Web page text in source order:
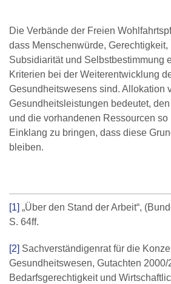
Die Verbände der Freien
dass Menschenwürde, Gerechtigkeit,
Subsidiarität und Selbstbestimmung
Kriterien bei der Weiterentwicklung
Gesundheitswesens sind. Allokation
Gesundheitsleistungen bedeutet,
und die vorhandenen Ressourcen so
Einklang zu bringen, dass diese
bleiben.
[1] „Über den Stand der Arbeit“,
S. 64ff.
[2] Sachverständigenrat für die
Gesundheitswesen, Gutachten 2000/
Bedarfsgerechtigkeit und